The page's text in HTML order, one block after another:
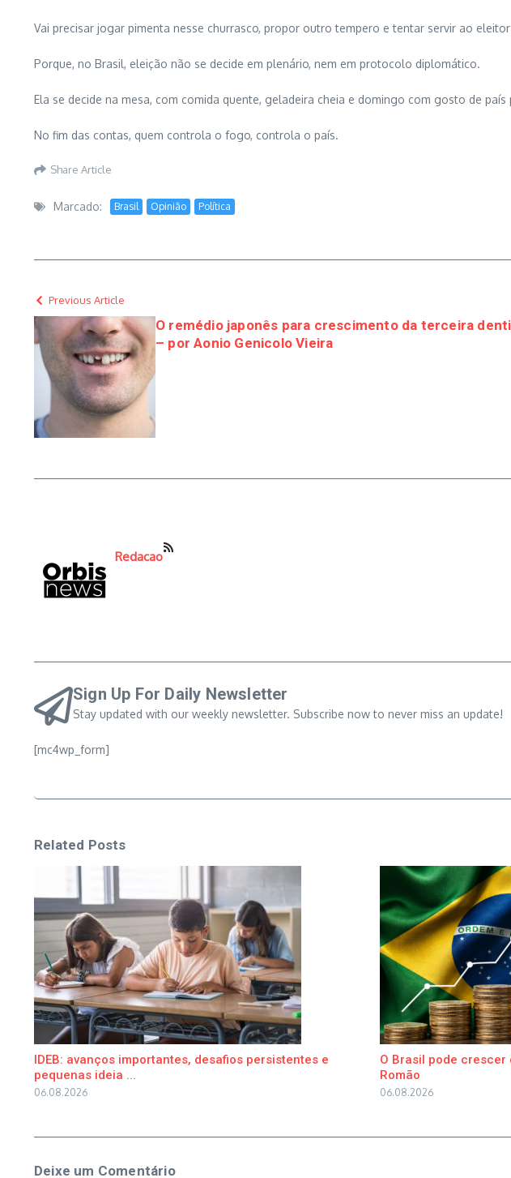
Vai precisar jogar pimenta nesse churrasco, propor outro tempero e tentar servir ao
Porque, no Brasil, eleição não se decide em plenário, nem em protocolo diplomático.
Ela se decide na mesa, com comida quente, geladeira cheia e domingo com gosto de país
No fim das contas, quem controla o fogo, controla o país.
Share Article
Marcado: Brasil Opinião Política
Previous Article
O remédio japonês para crescimento da terceira
– por Aonio Genicolo Vieira
Redacao
Sign Up For Daily Newsletter
Stay updated with our weekly newsletter. Subscribe now to never miss an update!
[mc4wp_form]
Related Posts
IDEB: avanços importantes, desafios persistentes e
pequenas ideia ...
06.08.2026
O Brasil pode crescer
Romão
06.08.2026
Deixe um Comentário